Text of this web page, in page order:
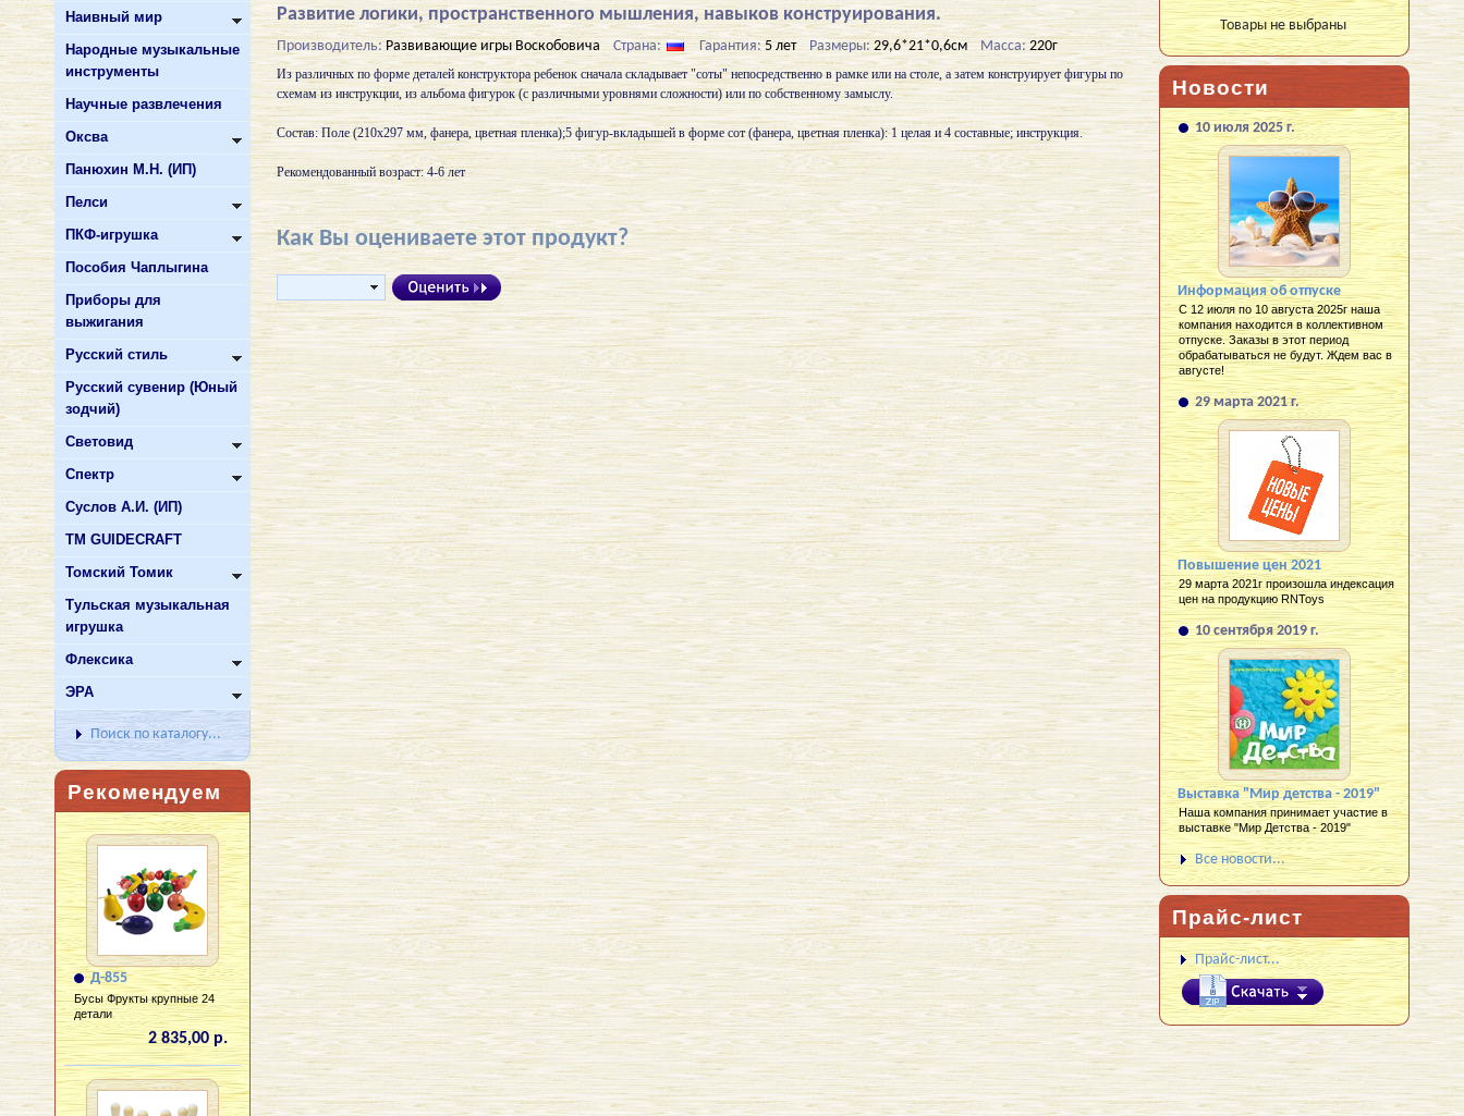
Наивный мир
Народные музыкальные
инструменты
Научные развлечения
Оксва
Панюхин М.Н. (ИП)
Пелси
ПКФ-игрушка
Пособия Чаплыгина
Приборы для
выжигания
Русский стиль
Русский сувенир (Юный
зодчий)
Световид
Спектр
Суслов А.И. (ИП)
ТМ GUIDECRAFT
Томский Томик
Тульская музыкальная
игрушка
Флексика
ЭРА
Поиск по каталогу...
Рекомендуем
Д-855
Бусы Фрукты крупные 24
детали
2 835,00 р.
Развитие логики, пространственного мышления, навыков конструирования.
Производитель:Развивающие игры Воскобовича Страна: Гарантия:5 лет Размеры: 29,6*21*0,6см Масса: 220г
Из различных по форме деталей конструктора ребенок сначала складывает "соты" непосредственно в рамке или на столе, а затем конструирует фигуры по
схемам из инструкции, из альбома фигурок (с различными уровнями сложности) или по собственному замыслу.
Состав: Поле (210х297 мм, фанера, цветная пленка);5 фигур-вкладышей в форме сот (фанера, цветная пленка): 1 целая и 4 составные; инструкция.
Рекомендованный возраст: 4-6 лет
Как Вы оцениваете этот продукт?
Товары не выбраны
Новости
10 июля 2025 г.
Информация об отпуске
С 12 июля по 10 августа 2025г наша
компания находится в коллективном
отпуске. Заказы в этот период
обрабатываться не будут. Ждем вас в
августе!
29 марта 2021 г.
Повышение цен 2021
29 марта 2021г произошла индексация
цен на продукцию RNToys
10 сентября 2019 г.
Выставка "Мир детства - 2019"
Наша компания принимает участие в
выставке "Мир Детства - 2019"
Все новости...
Прайс-лист
Прайс-лист...